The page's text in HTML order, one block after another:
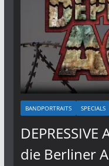
BANDPORTRAITS SPECIALS
die Berliner